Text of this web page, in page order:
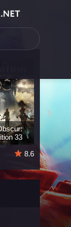
33
8.6
164 GB